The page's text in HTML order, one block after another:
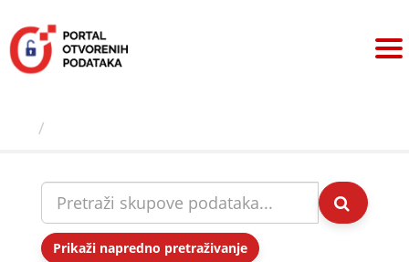
sadržaj
Prikaži napredno pretraživanje